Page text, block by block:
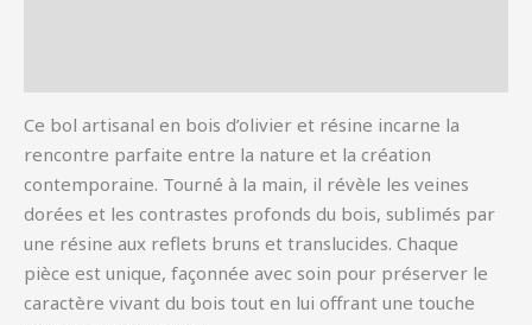
Ce bol artisanal en bois d’olivier et résine incarne la
rencontre parfaite entre la nature et la création
contemporaine. Tourné à la main, il révèle les veines
dorées et les contrastes profonds du bois, sublimés par
une résine aux reflets bruns et translucides. Chaque
pièce est unique, façonnée avec soin pour préserver le
caractère vivant du bois tout en lui offrant une touche